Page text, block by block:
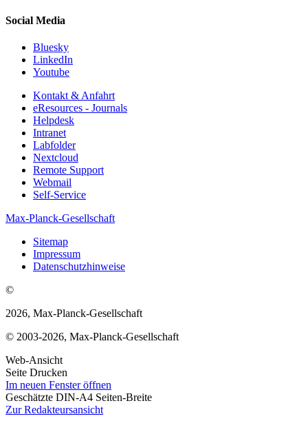
Social Media
Bluesky
LinkedIn
Youtube
Kontakt & Anfahrt
eResources - Journals
Helpdesk
Intranet
Labfolder
Nextcloud
Remote Support
Webmail
Self-Service
Max-Planck-Gesellschaft
Sitemap
Impressum
Datenschutzhinweise
©
2026, Max-Planck-Gesellschaft
© 2003-2026, Max-Planck-Gesellschaft
Web-Ansicht
Seite Drucken
Im neuen Fenster öffnen
Geschätzte DIN-A4 Seiten-Breite
Zur Redakteursansicht